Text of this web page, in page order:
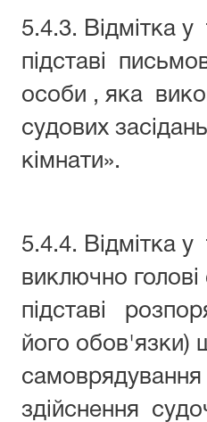
5.4.3. Відмітка
підставі
особи , яка
судових
кімнати».
5.4.4. Відмітка
виключно
підставі
його обов'язки)
самоврядування
здійснення